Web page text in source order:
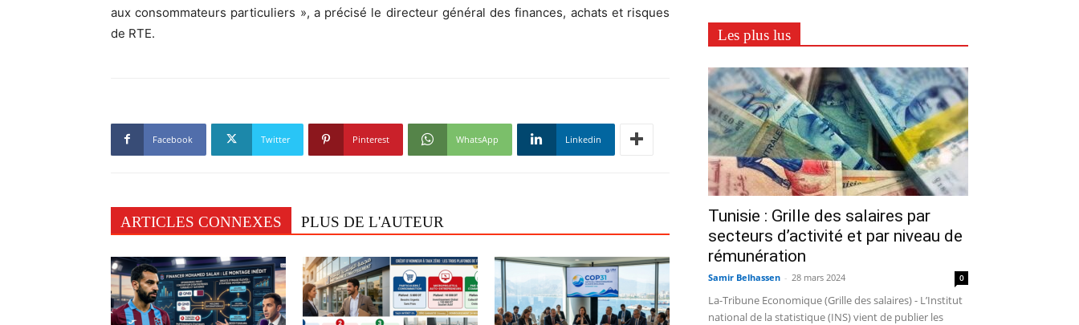
aux consommateurs particuliers », a précisé le directeur général des finances, achats et risques
de RTE.
Facebook Twitter Pinterest WhatsApp Linkedin
ARTICLES CONNEXES PLUS DE L'AUTEUR
Les plus lus
Tunisie : Grille des salaires par
secteurs d’activité et par niveau de
rémunération
Samir Belhassen - 28 mars 2024 0
La-Tribune Economique (Grille des salaires) - L’Institut
national de la statistique (INS) vient de publier les